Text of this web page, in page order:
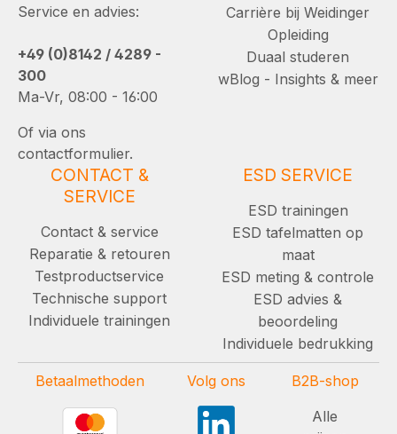
Service en advies:
+49 (0)8142 / 4289 -
300
Ma-Vr, 08:00 - 16:00
Of via ons
contactformulier.
Carrière bij Weidinger
Opleiding
Duaal studeren
wBlog - Insights & meer
CONTACT &
SERVICE
Contact & service
Reparatie & retouren
Testproductservice
Technische support
Individuele trainingen
ESD SERVICE
ESD trainingen
ESD tafelmatten op
maat
ESD meting & controle
ESD advies &
beoordeling
Individuele bedrukking
Betaalmethoden Volg ons
B2B-shop
Alle